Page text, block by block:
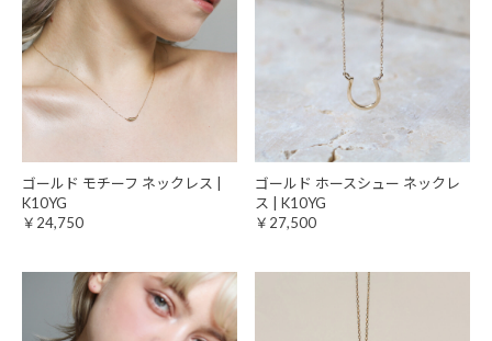
ゴールド モチーフ ネックレス |
K10YG
￥24,750
ゴールド ホースシュー ネックレ
ス | K10YG
￥27,500